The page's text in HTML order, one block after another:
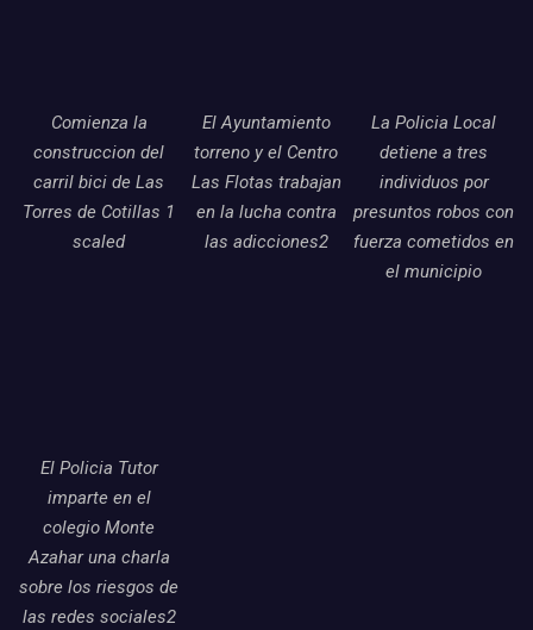
Comienza la
construccion del
carril bici de Las
Torres de Cotillas 1
scaled
El Ayuntamiento
torreno y el Centro
Las Flotas trabajan
en la lucha contra
las adicciones2
La Policia Local
detiene a tres
individuos por
presuntos robos con
fuerza cometidos en
el municipio
El Policia Tutor
imparte en el
colegio Monte
Azahar una charla
sobre los riesgos de
las redes sociales2